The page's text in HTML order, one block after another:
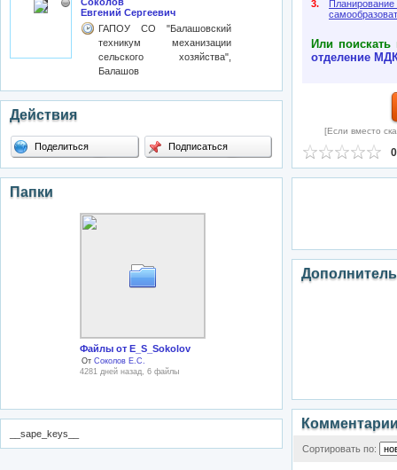
Евгений Сергеевич
ГАПОУ СО "Балашовский
техникум механизации
сельского хозяйства",
Балашов
Действия
Поделиться Подписаться
Папки
Файлы от E_S_Sokolov
От Соколов Е.С.
4281 дней назад, 6 файлы
__sape_keys__
3.
Или
отделение
[Если вместо
Сортировать по: